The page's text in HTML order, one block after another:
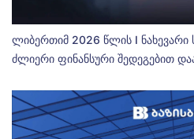
ლიბერთიმ 2026 წლის I
ძლიერი ფინანსური შედეგებით